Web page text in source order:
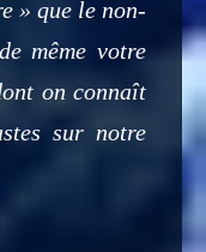
» que le non-
même votre
on connaît
sur notre